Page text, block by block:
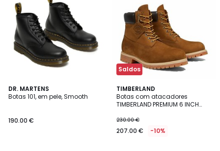
DR. MARTENS
Botas 101, em pele, Smooth
190.00 €
5
/
Saldos
TIMBERLAND
Botas com atacadores
TIMBERLAND PREMIUM 6 INCH
230.00 €
207.00 € -10%
4,6
/ 5